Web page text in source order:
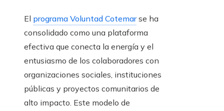
El programa Voluntad Cotemarse ha
consolidado como una plataforma
efectiva que conecta la energía y el
entusiasmo de los colaboradores con
organizaciones sociales, instituciones
públicas y proyectos comunitarios de
alto impacto. Este modelo de